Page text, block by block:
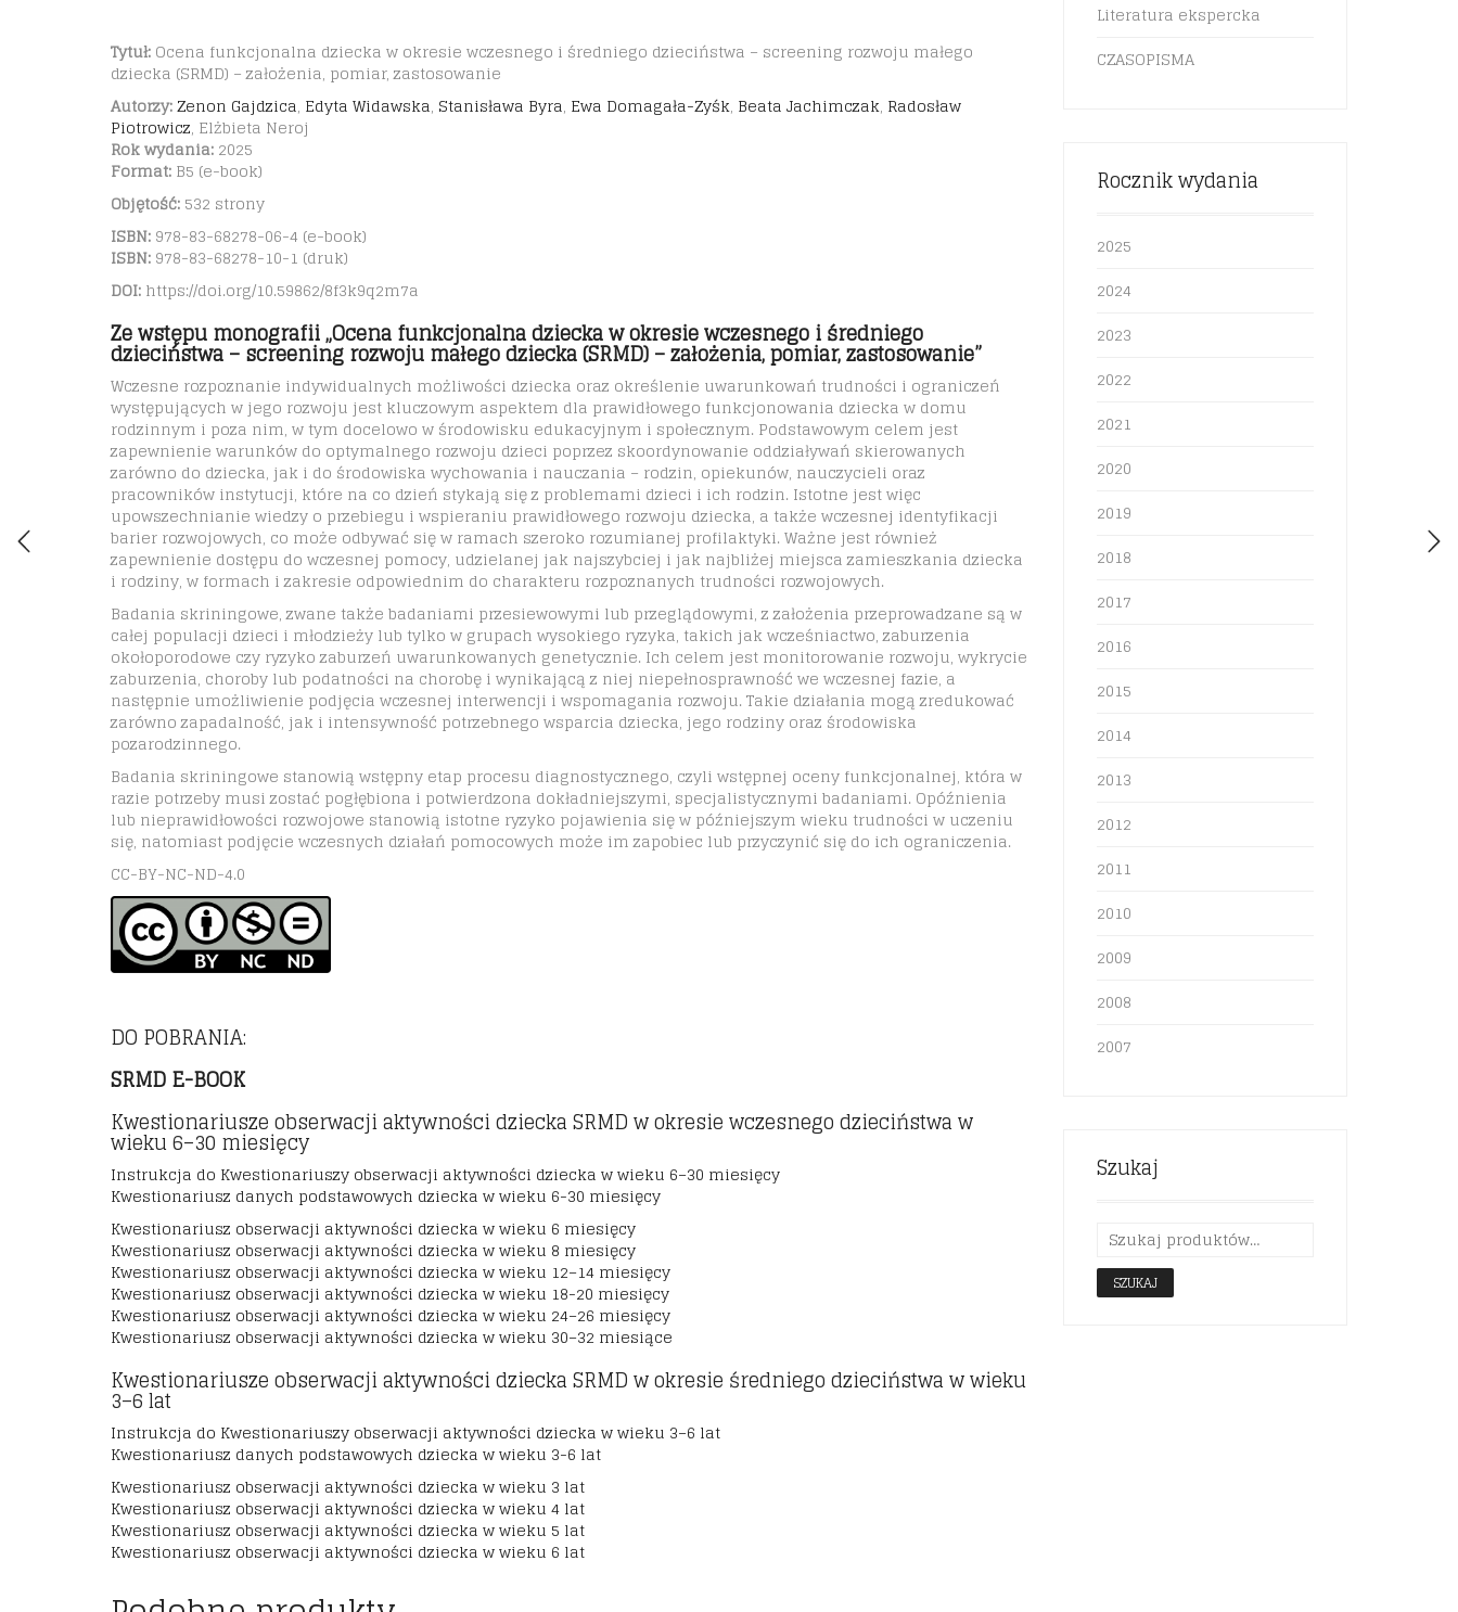
Tytuł: Ocena funkcjonalna dziecka w okresie wczesnego i średniego dzieciństwa – screening rozwoju małego
dziecka (SRMD) – założenia, pomiar, zastosowanie
Autorzy:Zenon Gajdzica, Edyta Widawska, Stanisława Byra, Ewa Domagała-Zyśk, Beata Jachimczak, Radosław
Piotrowicz, Elżbieta Neroj
Rok wydania: 2025
Format: B5 (e-book)
Objętość: 532 strony
ISBN: 978-83-68278-06-4 (e-book)
ISBN: 978-83-68278-10-1 (druk)
DOI: https://doi.org/10.59862/8f3k9q2m7a
Ze wstępu monografii „Ocena funkcjonalna dziecka w okresie wczesnego i średniego
dzieciństwa – screening rozwoju małego dziecka (SRMD) – założenia, pomiar, zastosowanie”
Wczesne rozpoznanie indywidualnych możliwości dziecka oraz określenie uwarunkowań trudności i ograniczeń
występujących w jego rozwoju jest kluczowym aspektem dla prawidłowego funkcjonowania dziecka w domu
rodzinnym i poza nim, w tym docelowo w środowisku edukacyjnym i społecznym. Podstawowym celem jest
zapewnienie warunków do optymalnego rozwoju dzieci poprzez skoordynowanie oddziaływań skierowanych
zarówno do dziecka, jak i do środowiska wychowania i nauczania – rodzin, opiekunów, nauczycieli oraz
pracowników instytucji, które na co dzień stykają się z problemami dzieci i ich rodzin. Istotne jest więc
upowszechnianie wiedzy o przebiegu i wspieraniu prawidłowego rozwoju dziecka, a także wczesnej identyfikacji
barier rozwojowych, co może odbywać się w ramach szeroko rozumianej profilaktyki. Ważne jest również
zapewnienie dostępu do wczesnej pomocy, udzielanej jak najszybciej i jak najbliżej miejsca zamieszkania dziecka
i rodziny, w formach i zakresie odpowiednim do charakteru rozpoznanych trudności rozwojowych.
Badania skriningowe, zwane także badaniami przesiewowymi lub przeglądowymi, z założenia przeprowadzane są w
całej populacji dzieci i młodzieży lub tylko w grupach wysokiego ryzyka, takich jak wcześniactwo, zaburzenia
okołoporodowe czy ryzyko zaburzeń uwarunkowanych genetycznie. Ich celem jest monitorowanie rozwoju, wykrycie
zaburzenia, choroby lub podatności na chorobę i wynikającą z niej niepełnosprawność we wczesnej fazie, a
następnie umożliwienie podjęcia wczesnej interwencji i wspomagania rozwoju. Takie działania mogą zredukować
zarówno zapadalność, jak i intensywność potrzebnego wsparcia dziecka, jego rodziny oraz środowiska
pozarodzinnego.
Badania skriningowe stanowią wstępny etap procesu diagnostycznego, czyli wstępnej oceny funkcjonalnej, która w
razie potrzeby musi zostać pogłębiona i potwierdzona dokładniejszymi, specjalistycznymi badaniami. Opóźnienia
lub nieprawidłowości rozwojowe stanowią istotne ryzyko pojawienia się w późniejszym wieku trudności w uczeniu
się, natomiast podjęcie wczesnych działań pomocowych może im zapobiec lub przyczynić się do ich ograniczenia.
CC-BY-NC-ND-4.0
DO POBRANIA:
SRMD E-BOOK
Kwestionariusze obserwacji aktywności dziecka SRMD w okresie wczesnego dzieciństwa w
wieku 6–30 miesięcy
Instrukcja do Kwestionariuszy obserwacji aktywności dziecka w wieku 6–30 miesięcy
Kwestionariusz danych podstawowych dziecka w wieku 6-30 miesięcy
Kwestionariusz obserwacji aktywności dziecka w wieku 6 miesięcy
Kwestionariusz obserwacji aktywności dziecka w wieku 8 miesięcy
Kwestionariusz obserwacji aktywności dziecka w wieku 12–14 miesięcy
Kwestionariusz obserwacji aktywności dziecka w wieku 18-20 miesięcy
Kwestionariusz obserwacji aktywności dziecka w wieku 24–26 miesięcy
Kwestionariusz obserwacji aktywności dziecka w wieku 30–32 miesiące
Kwestionariusze obserwacji aktywności dziecka SRMD w okresie średniego dzieciństwa w wieku
3–6 lat
Instrukcja do Kwestionariuszy obserwacji aktywności dziecka w wieku 3–6 lat
Kwestionariusz danych podstawowych dziecka w wieku 3-6 lat
Kwestionariusz obserwacji aktywności dziecka w wieku 3 lat
Kwestionariusz obserwacji aktywności dziecka w wieku 4 lat
Kwestionariusz obserwacji aktywności dziecka w wieku 5 lat
Kwestionariusz obserwacji aktywności dziecka w wieku 6 lat
Literatura ekspercka
CZASOPISMA
Rocznik wydania
2025
2024
2023
2022
2021
2020
2019
2018
2017
2016
2015
2014
2013
2012
2011
2010
2009
2008
2007
Szukaj
SZUKAJ